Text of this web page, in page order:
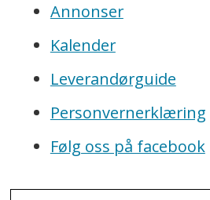
Annonser
Kalender
Leverandørguide
Personvernerklæring
Følg oss på facebook